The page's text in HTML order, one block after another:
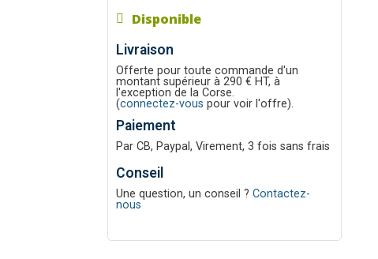
Disponible
Livraison
Offerte pour toute commande d'un
montant supérieur à 290 € HT, à
l'exception de la Corse.
(connectez-vous pour voir l'offre).
Paiement
Par CB, Paypal, Virement, 3 fois sans frais
Conseil
Une question, un conseil ?Contactez-
nous